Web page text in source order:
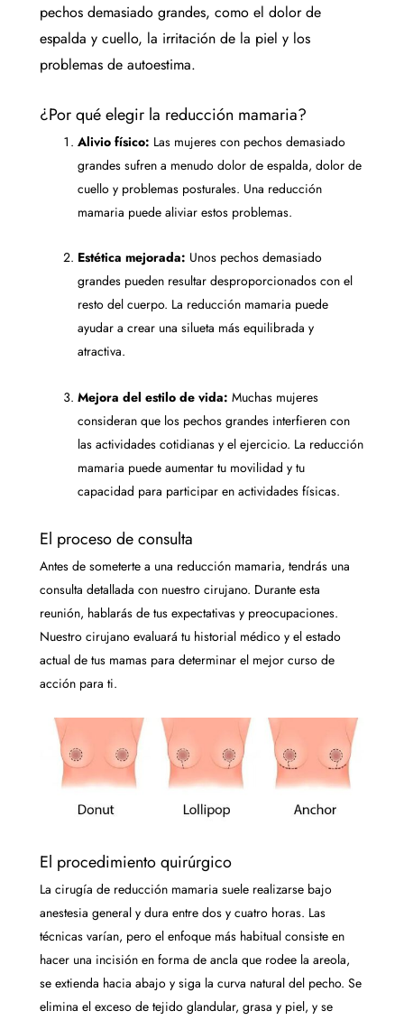
pechos demasiado grandes, como el dolor de
espalda y cuello, la irritación de la piel y los
problemas de autoestima.
¿Por qué elegir la reducción mamaria?
Alivio físico: Las mujeres con pechos demasiado
grandes sufren a menudo dolor de espalda, dolor de
cuello y problemas posturales. Una reducción
mamaria puede aliviar estos problemas.
Estética mejorada: Unos pechos demasiado
grandes pueden resultar desproporcionados con el
resto del cuerpo. La reducción mamaria puede
ayudar a crear una silueta más equilibrada y
atractiva.
Mejora del estilo de vida: Muchas mujeres
consideran que los pechos grandes interfieren con
las actividades cotidianas y el ejercicio. La reducción
mamaria puede aumentar tu movilidad y tu
capacidad para participar en actividades físicas.
El proceso de consulta
Antes de someterte a una reducción mamaria, tendrás una
consulta detallada con nuestro cirujano. Durante esta
reunión, hablarás de tus expectativas y preocupaciones.
Nuestro cirujano evaluará tu historial médico y el estado
actual de tus mamas para determinar el mejor curso de
acción para ti.
El procedimiento quirúrgico
La cirugía de reducción mamaria suele realizarse bajo
anestesia general y dura entre dos y cuatro horas. Las
técnicas varían, pero el enfoque más habitual consiste en
hacer una incisión en forma de ancla que rodee la areola,
se extienda hacia abajo y siga la curva natural del pecho. Se
elimina el exceso de tejido glandular, grasa y piel, y se